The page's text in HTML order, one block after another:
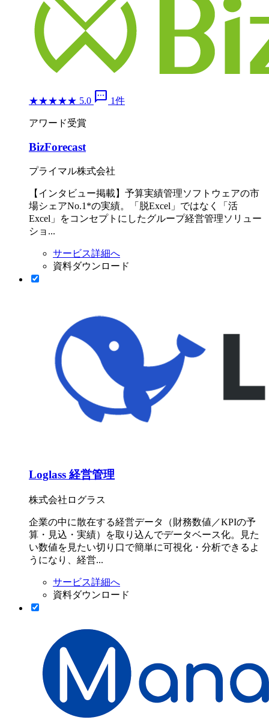
★★★★★ 5.0 sms 1件
アワード受賞
BizForecast
プライマル株式会社
【インタビュー掲載】予算実績管理ソフトウェアの市
場シェアNo.1*の実績。「脱Excel」ではなく「活
Excel」をコンセプトにしたグループ経営管理ソリュー
ショ...
サービス詳細へ
資料ダウンロード
Loglass 経営管理
株式会社ログラス
企業の中に散在する経営データ（財務数値／KPIの予
算・見込・実績）を取り込んでデータベース化。見た
い数値を見たい切り口で簡単に可視化・分析できるよ
うになり、経営...
サービス詳細へ
資料ダウンロード